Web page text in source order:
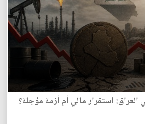
استقرار مالي أم أزمة مؤجلة؟